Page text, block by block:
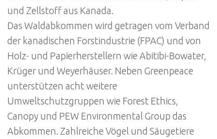
und Zellstoff aus Kanada.
Das Waldabkommen wird getragen vom Verband
der kanadischen Forstindustrie (FPAC) und von
Holz- und Papierherstellern wie Abitibi-Bowater,
Krüger und Weyerhäuser. Neben Greenpeace
unterstützen acht weitere
Umweltschutzgruppen wie Forest Ethics,
Canopy und PEW Environmental Group das
Abkommen. Zahlreiche Vögel und Säugetiere